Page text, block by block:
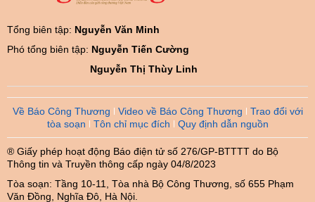
Tổng biên tập: Nguyễn Văn Minh
Phó tổng biên tập: Nguyễn Tiến Cường
Nguyễn Thị Thùy Linh
Về Báo Công Thương Video về Báo Công Thương
Trao đổi với
tòa soạn
Tôn chỉ mục đích Quy định dẫn nguồn
® Giấy phép hoạt động Báo điện tử số 276/GP-BTTTT do Bộ
Thông tin và Truyền thông cấp ngày 04/8/2023
Tòa soạn: Tầng 10-11, Tòa nhà Bộ Công Thương, số 655 Phạm
Văn Đồng, Nghĩa Đô, Hà Nội.